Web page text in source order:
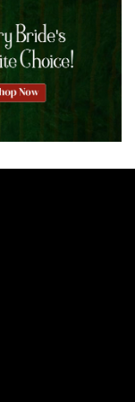
എന്ന
ബോക്സിലും
ഫോറസ്റ്റ് ഗമ്പ്
ദിശതെറ്റാതെ
നിങ്ങളെ
സ്ഥാപനമായ
രാജീവ്. ഒരു
ബിസിനസും.